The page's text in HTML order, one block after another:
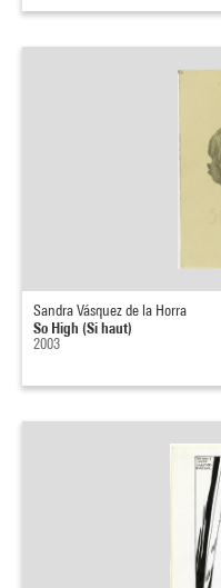
Sandra Vásquez de la Horra
So High (Si haut)
2003